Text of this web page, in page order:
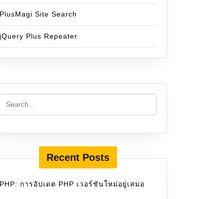
PlusMagi Site Search
jQuery Plus Repeater
Recent Posts
PHP: การอัปเดต PHP เวอร์ชันใหม่อยู่เสมอ